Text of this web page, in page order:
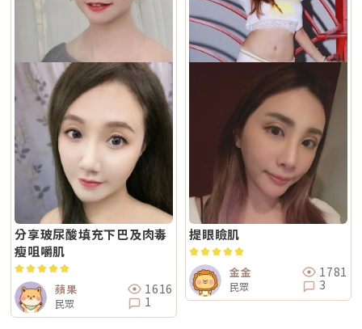
分享玻尿酸填充下巴及肉毒
瘦咀嚼肌
蘋果
民眾
1616
1
提眼瞼肌
金金
民眾
1781
3